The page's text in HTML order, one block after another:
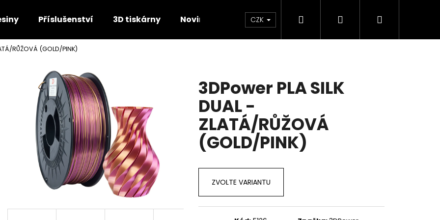
Příslušenství 3D tiskárny Novinky Sleva Dárkové poukazy FAQ
CZK Hledat PřihlášeníNákupní
RŮŽOVÁ (GOLD/PINK)
3DPower PLA SILK
DUAL -
ZLATÁ/RŮŽOVÁ
(GOLD/PINK)
ZVOLTE VARIANTU
Co potřebujete najít?
Doporučujeme